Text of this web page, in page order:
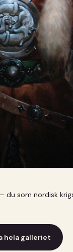
hela galleriet